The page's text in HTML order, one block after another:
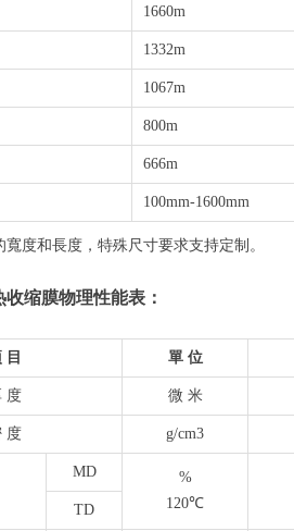
1660m
1332m
1067m
800m
666m
100mm-1600mm
寬度和長度，特殊尺寸要求支持定制。
缩膜物理性能表：
目 單 位
度 微 米
度 g/cm3
MD
%
120℃
TD